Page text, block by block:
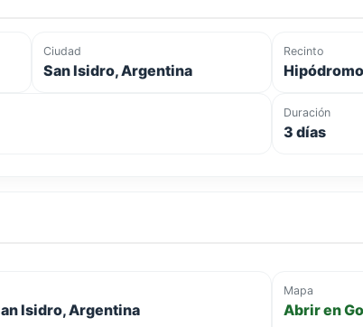
Ciudad
San Isidro, Argentina
Recinto
Duración
3 días
Isidro, Argentina
Mapa
Abrir en